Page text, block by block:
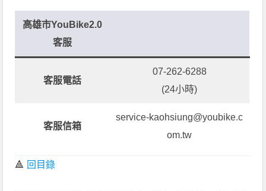
高雄市YouBike2.0
客服
客服電話
07-262-6288
(24小時)
客服信箱
service-kaohsiung@youbike.c
om.tw
🔺 回目錄